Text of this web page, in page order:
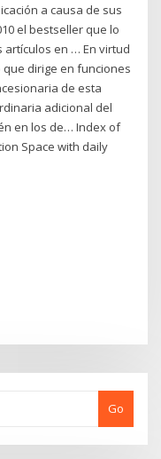
a causa de sus
el bestseller que lo
artículos en … En virtud
dirige en funciones
de esta
adicional del
en los de… Index of
Space with daily
Go